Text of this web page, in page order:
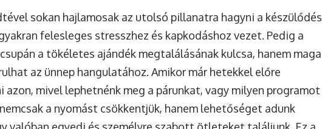
sokan hajlamosak az utolsó pillanatra hagyni a készülődés
felesleges stresszhez és kapkodáshoz vezet. Pedig a
a tökéletes ajándék megtalálásának kulcsa, hanem maga
az ünnep hangulatához. Amikor már hetekkel előre
azon, mivel lephetnénk meg a párunkat, vagy milyen programot
a nyomást csökkentjük, hanem lehetőséget adunk